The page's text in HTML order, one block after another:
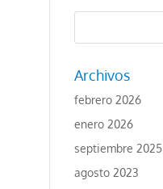
Archivos
febrero 2026
enero 2026
septiembre 2025
agosto 2023